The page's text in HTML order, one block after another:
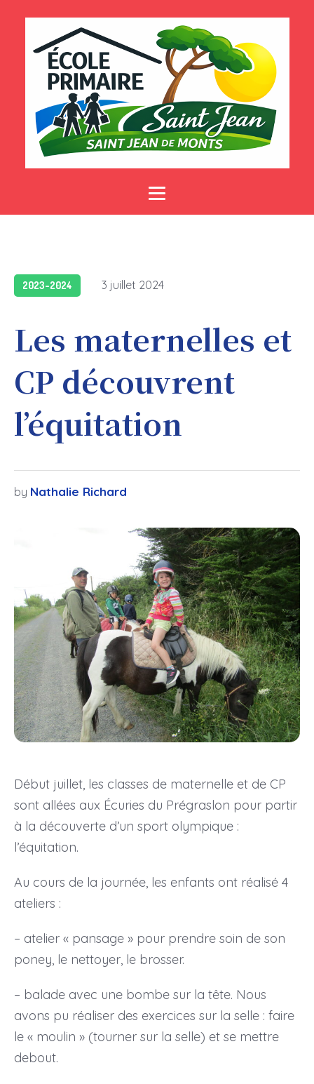
2023-2024 3 juillet 2024
Les maternelles et
CP découvrent
l’équitation
by Nathalie Richard
Début juillet, les classes de maternelle et de CP
sont allées aux Écuries du Prégraslon pour partir
à la découverte d’un sport olympique :
l’équitation.
Au cours de la journée, les enfants ont réalisé 4
ateliers :
– atelier « pansage » pour prendre soin de son
poney, le nettoyer, le brosser.
– balade avec une bombe sur la tête. Nous
avons pu réaliser des exercices sur la selle : faire
le « moulin » (tourner sur la selle) et se mettre
debout.